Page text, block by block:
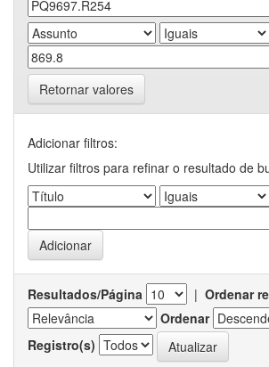
Retornar valores
Adicionar filtros:
Utilizar filtros para refinar o resultado de
Resultados/Página | Ordenar
Ordenar
Registro(s)